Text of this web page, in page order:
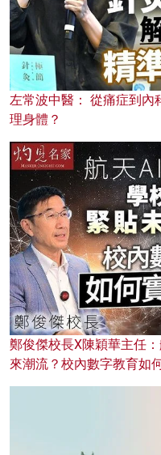
左常波中醫： 從痛症到內
理身體？
鄭俊傑校長X陳穎華主任
來潮流？校內數字教育如